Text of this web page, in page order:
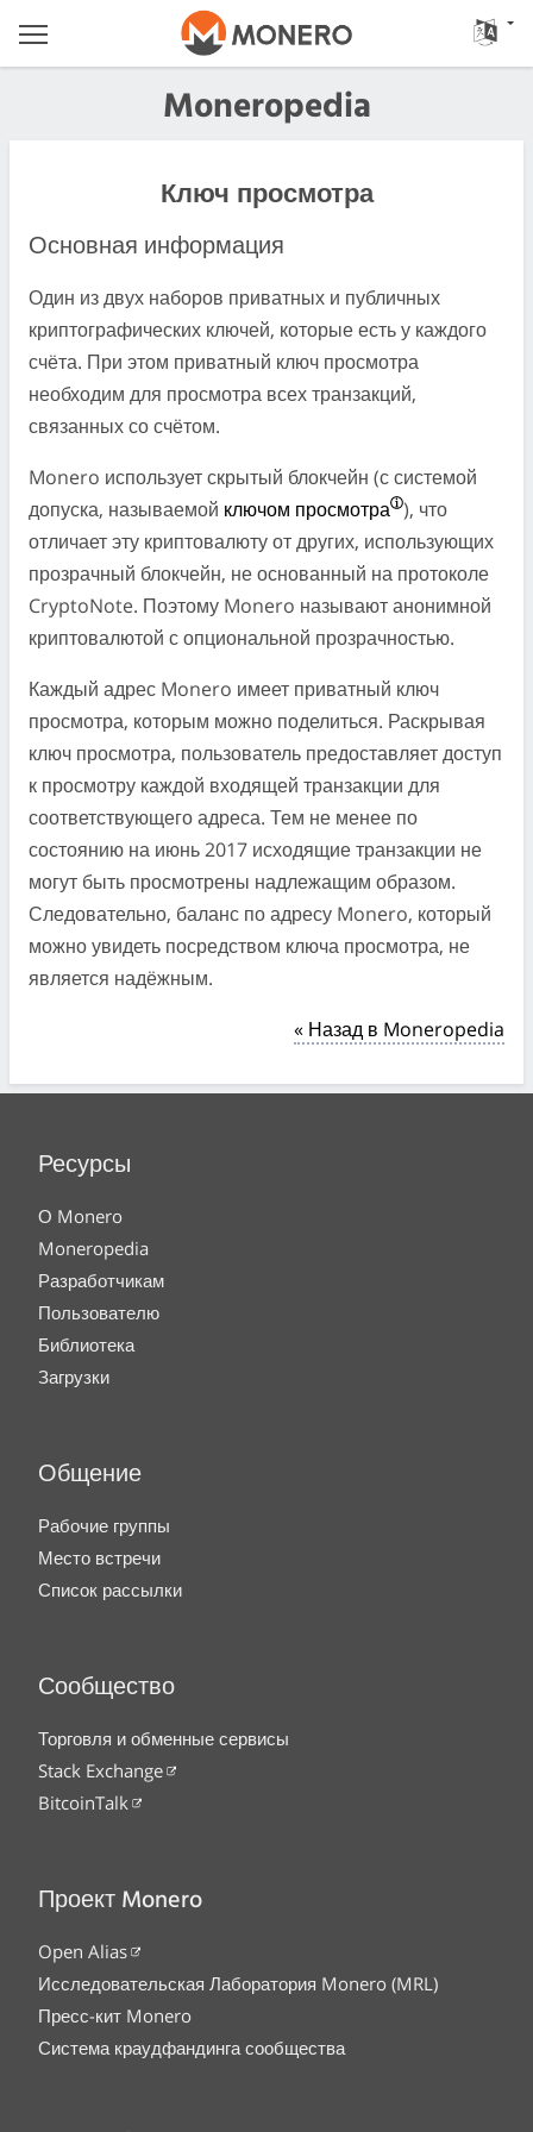
Moneropedia
Ключ просмотра
Основная информация
Один из двух наборов приватных и публичных
криптографических ключей, которые есть у каждого
счёта. При этом приватный ключ просмотра
необходим для просмотра всех транзакций,
связанных со счётом.
Monero использует скрытый блокчейн (с системой
допуска, называемой ключом просмотра ), что
отличает эту криптовалюту от других, использующих
прозрачный блокчейн, не основанный на протоколе
CryptoNote. Поэтому Monero называют анонимной
криптовалютой с опциональной прозрачностью.
Каждый адрес Monero имеет приватный ключ
просмотра, которым можно поделиться. Раскрывая
ключ просмотра, пользователь предоставляет доступ
к просмотру каждой входящей транзакции для
соответствующего адреса. Тем не менее по
состоянию на июнь 2017 исходящие транзакции не
могут быть просмотрены надлежащим образом.
Следовательно, баланс по адресу Monero, который
можно увидеть посредством ключа просмотра, не
является надёжным.
« Назад в Moneropedia
Ресурсы
О Monero
Moneropedia
Разработчикам
Пользователю
Библиотека
Загрузки
Общение
Рабочие группы
Место встречи
Список рассылки
Сообщество
Торговля и обменные сервисы
Stack Exchange
BitcoinTalk
Проект Monero
Open Alias
Исследовательская Лаборатория Monero (MRL)
Пресс-кит Monero
Система краудфандинга сообщества